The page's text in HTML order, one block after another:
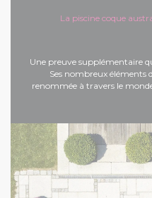
La piscine coque
Une preuve supplémentaire
Ses nombreux éléments
renommée à travers le